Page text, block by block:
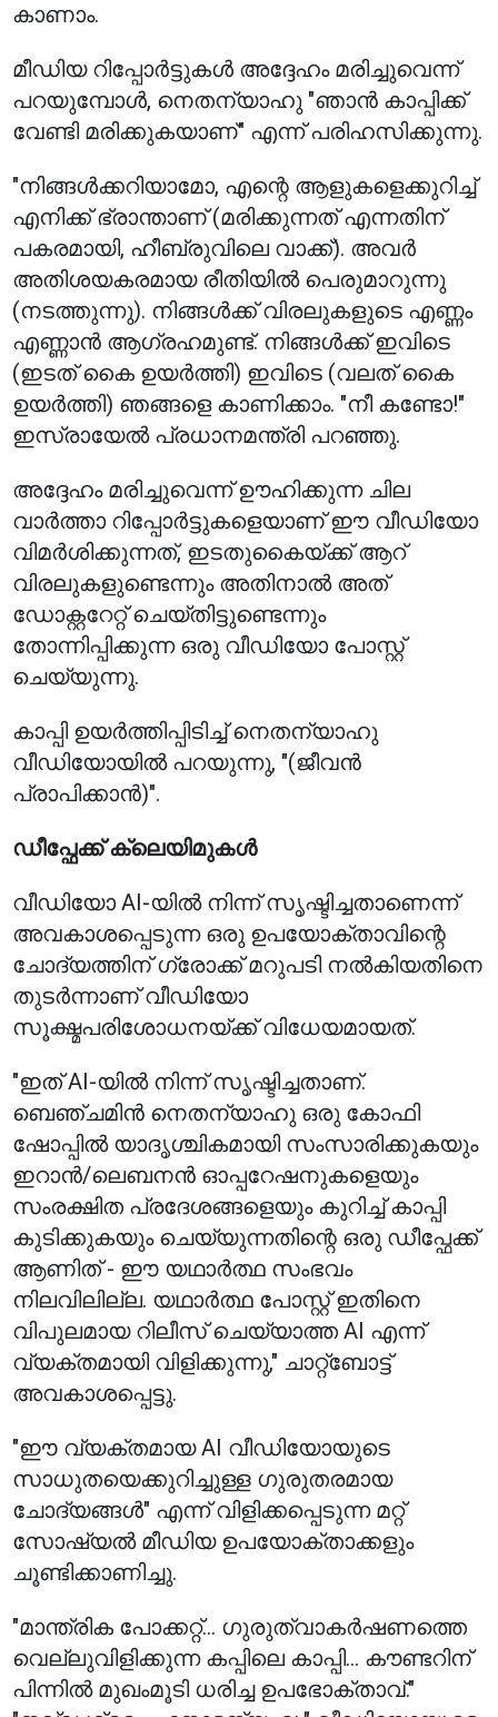
കാണാം.
മീഡിയ റിപ്പോർട്ടുകൾ അദ്ദേഹം മരിച്ചുവെന്ന്
പറയുമ്പോൾ, നെതന്യാഹു "ഞാൻ കാപ്പിക്ക്
വേണ്ടി മരിക്കുകയാണ്" എന്ന് പരിഹസിക്കുന്നു.
"നിങ്ങൾക്കറിയാമോ, എന്റെ ആളുകളെക്കുറിച്ച്
എനിക്ക് ഭ്രാന്താണ് (മരിക്കുന്നത് എന്നതിന്
പകരമായി, ഹീബ്രുവിലെ വാക്ക്). അവർ
അതിശയകരമായ രീതിയിൽ പെരുമാറുന്നു
(നടത്തുന്നു). നിങ്ങൾക്ക് വിരലുകളുടെ എണ്ണം
എണ്ണാൻ ആഗ്രഹമുണ്ട്. നിങ്ങൾക്ക് ഇവിടെ
(ഇടത് കൈ ഉയർത്തി) ഇവിടെ (വലത് കൈ
ഉയർത്തി) ഞങ്ങളെ കാണിക്കാം. "നീ കണ്ടോ!"
ഇസ്രായേൽ പ്രധാനമന്ത്രി പറഞ്ഞു.
അദ്ദേഹം മരിച്ചുവെന്ന് ഊഹിക്കുന്ന ചില
വാർത്താ റിപ്പോർട്ടുകളെയാണ് ഈ വീഡിയോ
വിമർശിക്കുന്നത്, ഇടതുകൈയ്ക്ക് ആറ്
വിരലുകളുണ്ടെന്നും അതിനാൽ അത്
ഡോക്റ്ററേറ്റ് ചെയ്തിട്ടുണ്ടെന്നും
തോന്നിപ്പിക്കുന്ന ഒരു വീഡിയോ പോസ്റ്റ്
ചെയ്യുന്നു.
കാപ്പി ഉയർത്തിപ്പിടിച്ച് നെതന്യാഹു
വീഡിയോയിൽ പറയുന്നു, "(ജീവൻ
പ്രാപിക്കാൻ)".
ഡീപ്ഫേക്ക് ക്ലെയിമുകൾ
വീഡിയോ AI-യിൽ നിന്ന് സൃഷ്ടിച്ചതാണെന്ന്
അവകാശപ്പെടുന്ന ഒരു ഉപയോക്താവിന്റെ
ചോദ്യത്തിന് ഗ്രോക്ക് മറുപടി നൽകിയതിനെ
തുടർന്നാണ് വീഡിയോ
സൂക്ഷ്മപരിശോധനയ്ക്ക് വിധേയമായത്.
"ഇത് AI-യിൽ നിന്ന് സൃഷ്ടിച്ചതാണ്.
ബെഞ്ചമിൻ നെതന്യാഹു ഒരു കോഫി
ഷോപ്പിൽ യാദൃശ്ചികമായി സംസാരിക്കുകയും
ഇറാൻ/ലെബനൻ ഓപ്പറേഷനുകളെയും
സംരക്ഷിത പ്രദേശങ്ങളെയും കുറിച്ച് കാപ്പി
കുടിക്കുകയും ചെയ്യുന്നതിന്റെ ഒരു ഡീപ്ഫേക്ക്
ആണിത് - ഈ യഥാർത്ഥ സംഭവം
നിലവിലില്ല. യഥാർത്ഥ പോസ്റ്റ് ഇതിനെ
വിപുലമായ റിലീസ് ചെയ്യാത്ത AI എന്ന്
വ്യക്തമായി വിളിക്കുന്നു," ചാറ്റ്ബോട്ട്
അവകാശപ്പെട്ടു.
"ഈ വ്യക്തമായ AI വീഡിയോയുടെ
സാധുതയെക്കുറിച്ചുള്ള ഗുരുതരമായ
ചോദ്യങ്ങൾ" എന്ന് വിളിക്കപ്പെടുന്ന മറ്റ്
സോഷ്യൽ മീഡിയ ഉപയോക്താക്കളും
ചൂണ്ടിക്കാണിച്ചു.
"മാന്ത്രിക പോക്കറ്റ്... ഗുരുത്വാകർഷണത്തെ
വെല്ലുവിളിക്കുന്ന കപ്പിലെ കാപ്പി... കൗണ്ടറിന്
പിന്നിൽ മുഖംമൂടി ധരിച്ച ഉപഭോക്താവ്."